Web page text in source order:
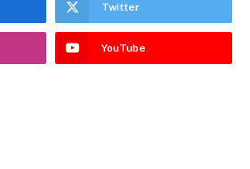
Twitter
YouTube